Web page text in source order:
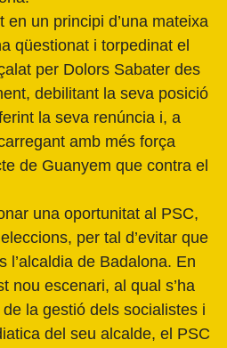
en un principi d’una mateixa
qüestionat i torpedinat el
per Dolors Sabater des
debilitant la seva posició
la seva renúncia i, a
amb més força
de Guanyem que contra el
una oportunitat al PSC,
per tal d’evitar que
l’alcaldia de Badalona. En
nou escenari, al qual s’ha
la gestió dels socialistes i
del seu alcalde, el PSC